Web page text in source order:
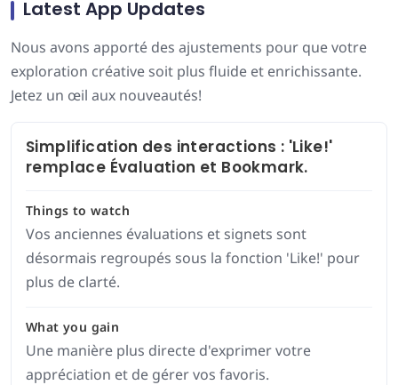
Latest App Updates
Nous avons apporté des ajustements pour que votre
exploration créative soit plus fluide et enrichissante.
Jetez un œil aux nouveautés!
Simplification des interactions : 'Like!'
remplace Évaluation et Bookmark.
Things to watch
Vos anciennes évaluations et signets sont
désormais regroupés sous la fonction 'Like!' pour
plus de clarté.
What you gain
Une manière plus directe d'exprimer votre
appréciation et de gérer vos favoris.